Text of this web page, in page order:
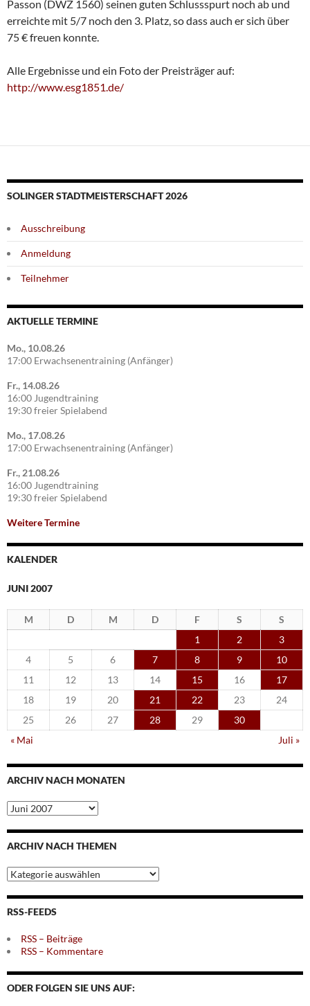
Passon (DWZ 1560) seinen guten Schlussspurt noch ab und
erreichte mit 5/7 noch den 3. Platz, so dass auch er sich über
75 € freuen konnte.
Alle Ergebnisse und ein Foto der Preisträger auf:
http://www.esg1851.de/
SOLINGER STADTMEISTERSCHAFT 2026
Ausschreibung
Anmeldung
Teilnehmer
AKTUELLE TERMINE
Mo., 10.08.26
17:00 Erwachsenentraining (Anfänger)
Fr., 14.08.26
16:00 Jugendtraining
19:30 freier Spielabend
Mo., 17.08.26
17:00 Erwachsenentraining (Anfänger)
Fr., 21.08.26
16:00 Jugendtraining
19:30 freier Spielabend
Weitere Termine
KALENDER
JUNI 2007
M D M D F S
S
1
2
3
4
5 6 7 8 9
10
11
12 13 14 15 16
17
18
19 20 21 22 23
24
25
26 27 28 29
30
« Mai
Juli »
ARCHIV NACH MONATEN
Archiv
nach
Monaten
ARCHIV NACH THEMEN
Archiv
nach
Themen
RSS-FEEDS
RSS – Beiträge
RSS – Kommentare
ODER FOLGEN SIE UNS AUF: